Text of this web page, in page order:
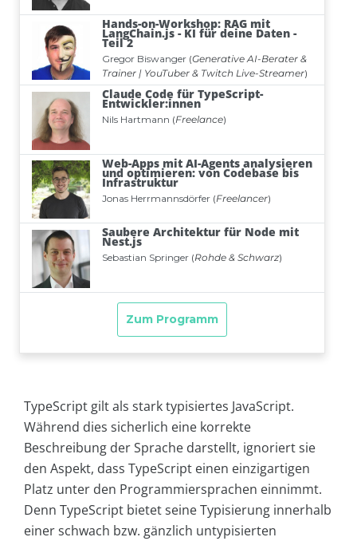
TypeScript gilt als stark typisiertes JavaScript.
Während dies sicherlich eine korrekte
Beschreibung der Sprache darstellt, ignoriert sie
den Aspekt, dass TypeScript einen einzigartigen
Platz unter den Programmiersprachen einnimmt.
Denn TypeScript bietet seine Typisierung innerhalb
einer schwach bzw. gänzlich untypisierten